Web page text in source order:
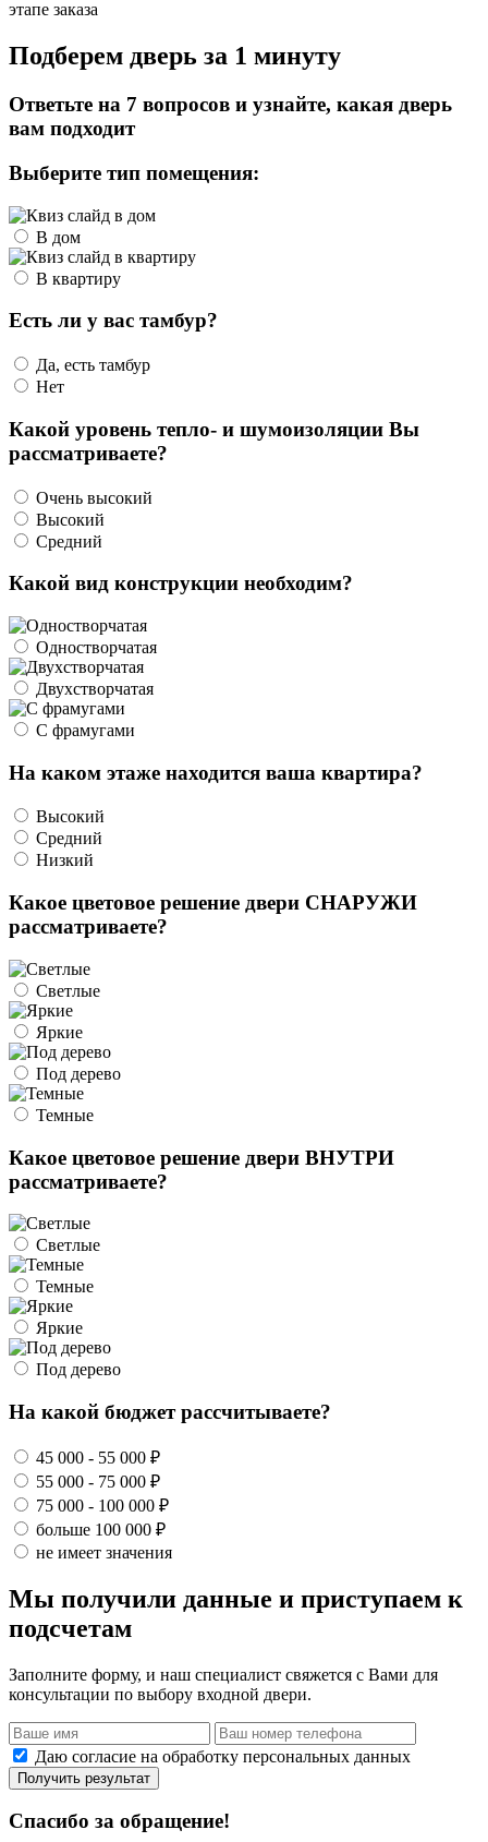
этапе заказа
Подберем дверь за 1 минуту
Ответьте на 7 вопросов и узнайте, какая дверь
вам подходит
Выберите тип помещения:
В дом
В квартиру
Есть ли у вас тамбур?
Да, есть тамбур
Нет
Какой уровень тепло- и шумоизоляции Вы
рассматриваете?
Очень высокий
Высокий
Средний
Какой вид конструкции необходим?
Одностворчатая
Двухстворчатая
С фрамугами
На каком этаже находится ваша квартира?
Высокий
Средний
Низкий
Какое цветовое решение двери СНАРУЖИ
рассматриваете?
Светлые
Яркие
Под дерево
Темные
Какое цветовое решение двери ВНУТРИ
рассматриваете?
Светлые
Темные
Яркие
Под дерево
На какой бюджет рассчитываете?
45 000 - 55 000 ₽
55 000 - 75 000 ₽
75 000 - 100 000 ₽
больше 100 000 ₽
не имеет значения
Мы получили данные и приступаем к
подсчетам
Заполните форму, и наш специалист свяжется с Вами для
консультации по выбору входной двери.
Даю согласие на обработку персональных данных
Получить результат
Спасибо за обращение!